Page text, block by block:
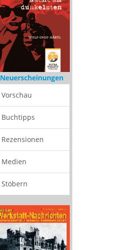
Neuerscheinungen
Vorschau
Buchtipps
Rezensionen
Medien
Stöbern